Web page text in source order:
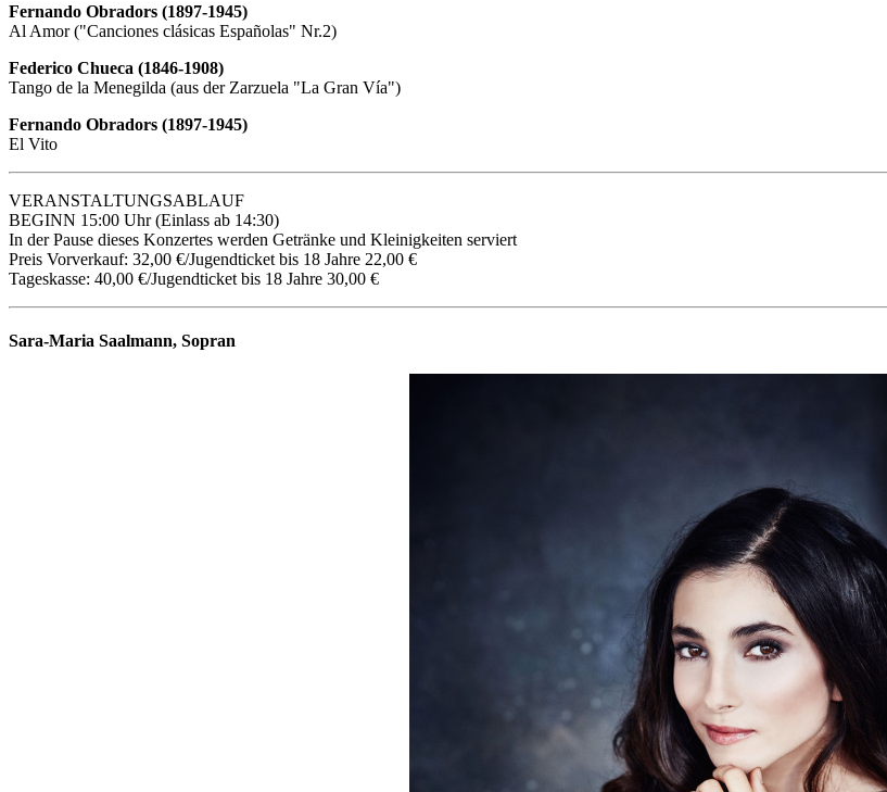
Fernando Obradors (1897-1945)
Al Amor ("Canciones clásicas Españolas" Nr.2)
Federico Chueca (1846-1908)
Tango de la Menegilda (aus der Zarzuela "La Gran Vía")
Fernando Obradors (1897-1945)
El Vito
VERANSTALTUNGSABLAUF
BEGINN 15:00 Uhr (Einlass ab 14:30)
In der Pause dieses Konzertes werden Getränke und Kleinigkeiten serviert
Preis Vorverkauf: 32,00 €/Jugendticket bis 18 Jahre 22,00 €
Tageskasse: 40,00 €/Jugendticket bis 18 Jahre 30,00 €
Sara-Maria Saalmann, Sopran